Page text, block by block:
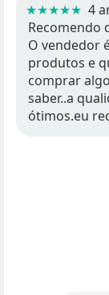
★★★★★ 4
Recomendo
O vendedor
produtos e
comprar
saber..a
ótimos.eu